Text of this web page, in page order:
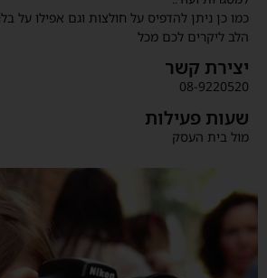
כמו כן ניתן להדפיס על חולצות וגם אפילו על
הלב ליקרים לכם מכל
יצירת קשר
08-9220520
שעות פעילות
מול בית העסק